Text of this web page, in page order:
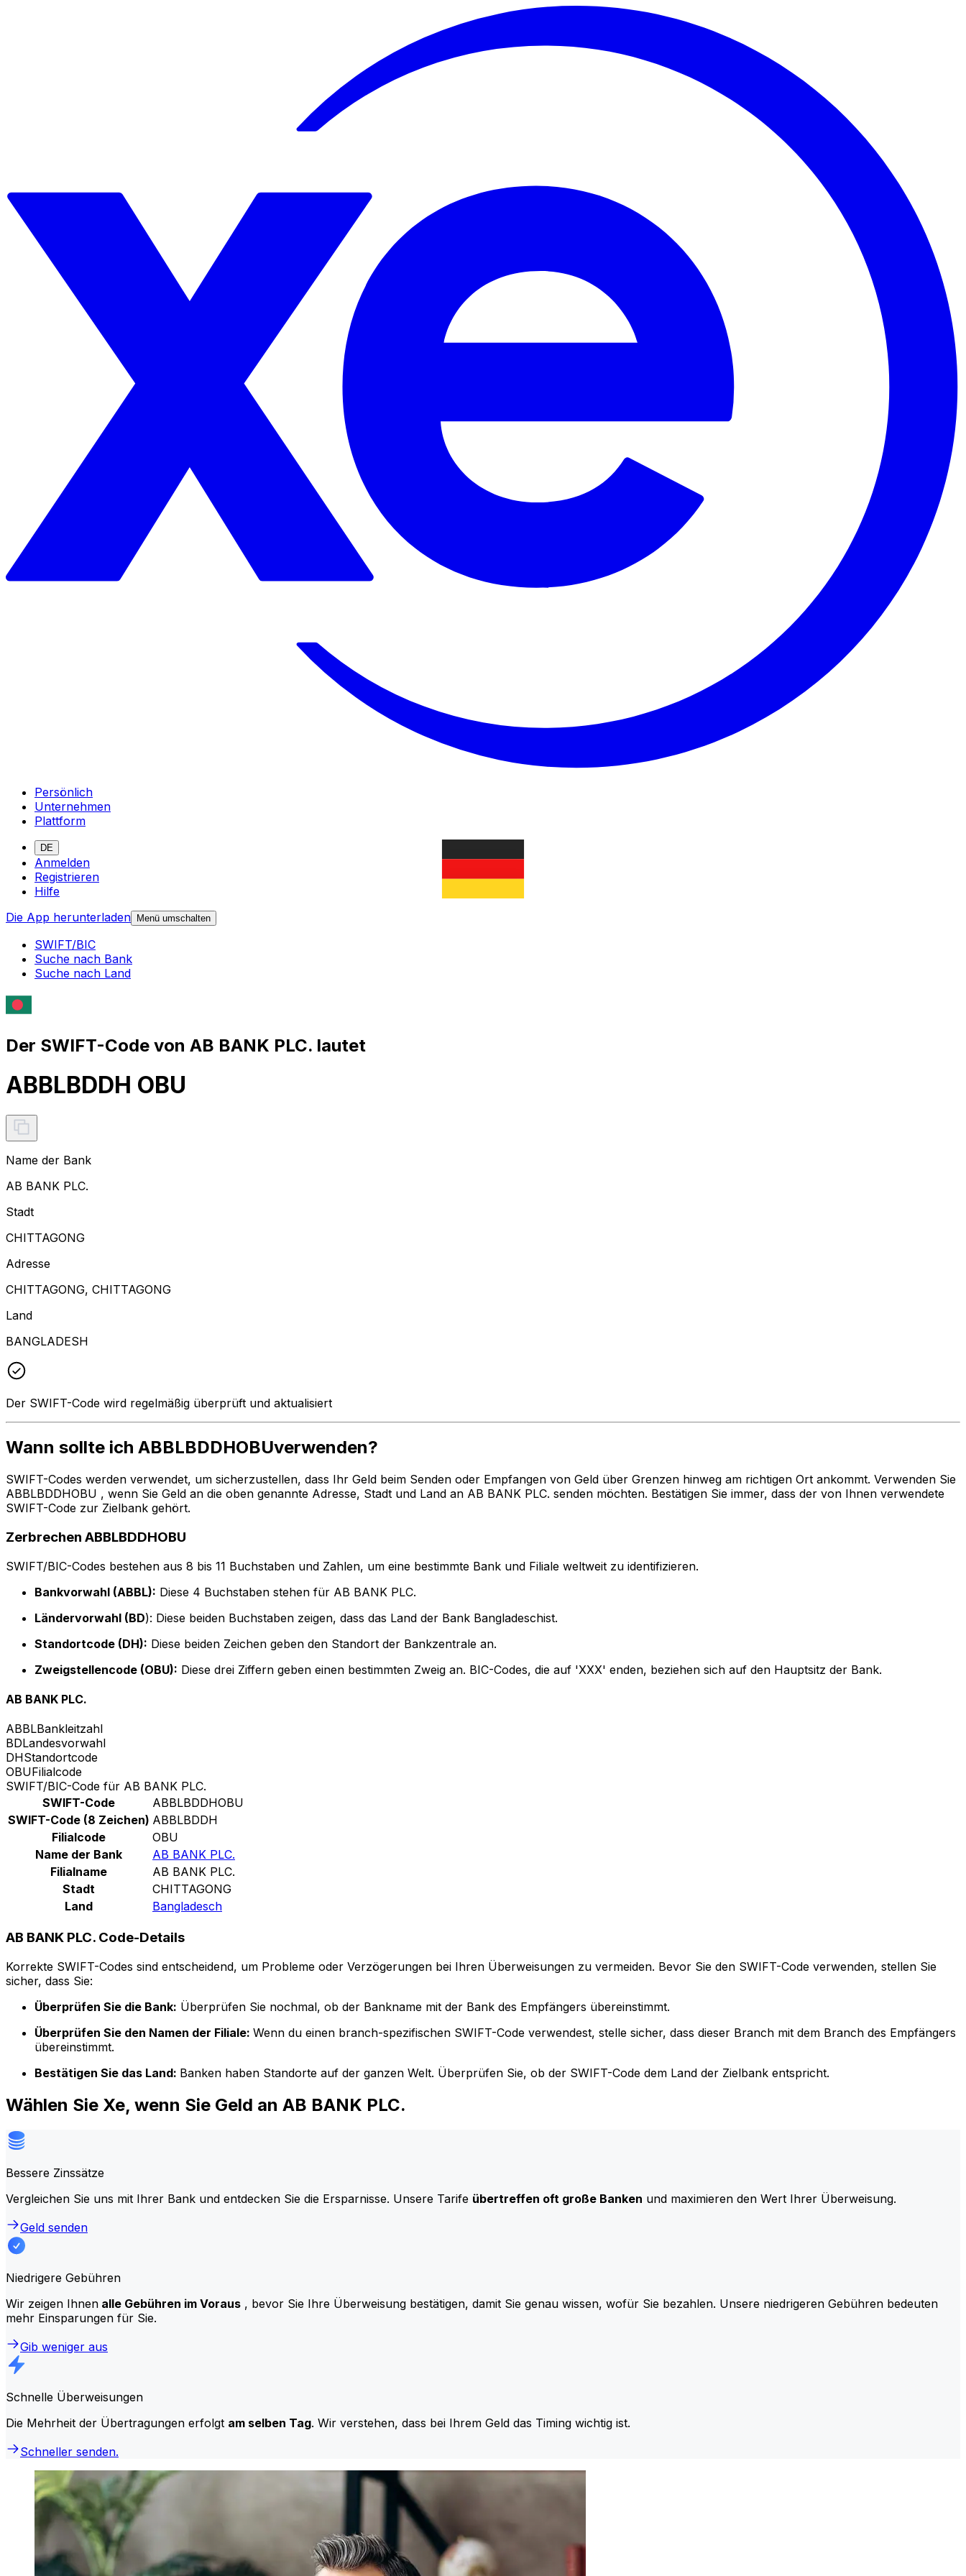
Persönlich
Unternehmen
Plattform
DE
Anmelden
Registrieren
Hilfe
Die App herunterladen Menü umschalten
SWIFT/BIC
Suche nach Bank
Suche nach Land
Der SWIFT-Code von AB BANK PLC. lautet
ABBLBDDH OBU
Name der Bank
AB BANK PLC.
Stadt
CHITTAGONG
Adresse
CHITTAGONG, CHITTAGONG
Land
BANGLADESH
Der SWIFT-Code wird regelmäßig überprüft und aktualisiert
Wann sollte ich ABBLBDDHOBUverwenden?
SWIFT-Codes werden verwendet, um sicherzustellen, dass Ihr Geld beim Senden oder Empfangen von Geld über Grenzen hinweg am richtigen Ort ankommt. Verwenden Sie
ABBLBDDHOBU , wenn Sie Geld an die oben genannte Adresse, Stadt und Land an AB BANK PLC. senden möchten. Bestätigen Sie immer, dass der von Ihnen verwendete
SWIFT-Code zur Zielbank gehört.
Zerbrechen ABBLBDDHOBU
SWIFT/BIC-Codes bestehen aus 8 bis 11 Buchstaben und Zahlen, um eine bestimmte Bank und Filiale weltweit zu identifizieren.
Bankvorwahl (ABBL): Diese 4 Buchstaben stehen für AB BANK PLC.
Ländervorwahl (BD): Diese beiden Buchstaben zeigen, dass das Land der Bank Bangladeschist.
Standortcode (DH): Diese beiden Zeichen geben den Standort der Bankzentrale an.
Zweigstellencode (OBU): Diese drei Ziffern geben einen bestimmten Zweig an. BIC-Codes, die auf 'XXX' enden, beziehen sich auf den Hauptsitz der Bank.
AB BANK PLC.
ABBLBankleitzahl
BDLandesvorwahl
DHStandortcode
OBUFilialcode
SWIFT/BIC-Code für AB BANK PLC.
SWIFT-Code
ABBLBDDHOBU
SWIFT-Code (8 Zeichen) ABBLBDDH
Filialcode
OBU
Name der Bank
AB BANK PLC.
Filialname
AB BANK PLC.
Stadt
CHITTAGONG
Land
Bangladesch
AB BANK PLC. Code-Details
Korrekte SWIFT-Codes sind entscheidend, um Probleme oder Verzögerungen bei Ihren Überweisungen zu vermeiden. Bevor Sie den SWIFT-Code verwenden, stellen Sie
sicher, dass Sie:
Überprüfen Sie die Bank: Überprüfen Sie nochmal, ob der Bankname mit der Bank des Empfängers übereinstimmt.
Überprüfen Sie den Namen der Filiale: Wenn du einen branch-spezifischen SWIFT-Code verwendest, stelle sicher, dass dieser Branch mit dem Branch des Empfängers
übereinstimmt.
Bestätigen Sie das Land: Banken haben Standorte auf der ganzen Welt. Überprüfen Sie, ob der SWIFT-Code dem Land der Zielbank entspricht.
Wählen Sie Xe, wenn Sie Geld an AB BANK PLC.
Bessere Zinssätze
Vergleichen Sie uns mit Ihrer Bank und entdecken Sie die Ersparnisse. Unsere Tarife übertreffen oft große Banken und maximieren den Wert Ihrer Überweisung.
Geld senden
Niedrigere Gebühren
Wir zeigen Ihnen alle Gebühren im Voraus , bevor Sie Ihre Überweisung bestätigen, damit Sie genau wissen, wofür Sie bezahlen. Unsere niedrigeren Gebühren bedeuten
mehr Einsparungen für Sie.
Gib weniger aus
Schnelle Überweisungen
Die Mehrheit der Übertragungen erfolgt am selben Tag. Wir verstehen, dass bei Ihrem Geld das Timing wichtig ist.
Schneller senden.